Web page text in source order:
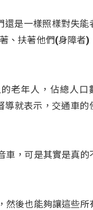
是一樣照樣對失能
、扶著他們(身障者)
老年人，佔總人口
導就表示，交通車的
車，可是其實是真的
然後也能夠讓這些所